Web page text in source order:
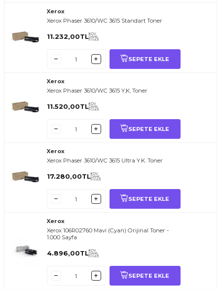
Xerox
Xerox Phaser 3610/WC 3615 Standart Toner
11.232,00TLKDV
DAHİL
FİYATI
SEPETE EKLE
Xerox
Xerox Phaser 3610/WC 3615 Y,K, Toner
11.520,00TLKDV
DAHİL
FİYATI
SEPETE EKLE
Xerox
Xerox Phaser 3610/WC 3615 Ultra Y.K. Toner
17.280,00TLKDV
DAHİL
FİYATI
SEPETE EKLE
Xerox
Xerox 106R02760 Mavi (Cyan) Orijinal Toner -
1.000 Sayfa
4.896,00TLKDV
DAHİL
FİYATI
SEPETE EKLE